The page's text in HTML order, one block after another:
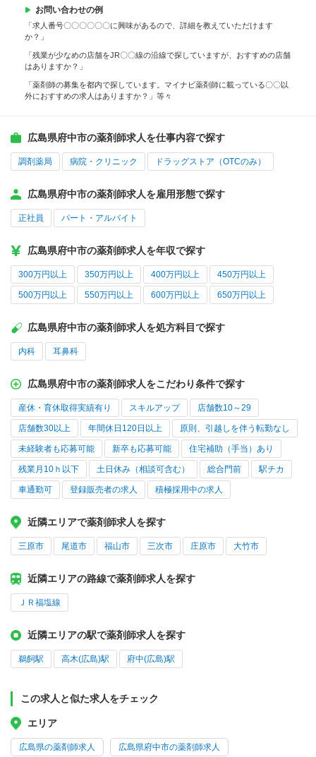
お問い合わせの例
「求人番号〇〇〇〇〇〇に興味があるので、詳細を教えていただけます
か？」
「残業が少なめの店舗をJR〇〇線の沿線で探していますが、おすすめの店舗
はありますか？」
「薬剤師の募集を都内で探しています。マイナビ薬剤師に載っている〇〇以
外におすすめの求人はありますか？」等々
広島県府中市の薬剤師求人を仕事内容で探す
調剤薬局 病院・クリニック ドラッグストア（OTCのみ）
広島県府中市の薬剤師求人を雇用形態で探す
正社員 パート・アルバイト
広島県府中市の薬剤師求人を年収で探す
300万円以上 350万円以上 400万円以上 450万円以上
500万円以上 550万円以上 600万円以上 650万円以上
広島県府中市の薬剤師求人を処方科目で探す
内科 耳鼻科
広島県府中市の薬剤師求人をこだわり条件で探す
産休・育休取得実績有り スキルアップ 店舗数10～29
店舗数30以上 年間休日120日以上 原則、引越しを伴う転勤なし
未経験者も応募可能 新卒も応募可能 住宅補助（手当）あり
残業月10ｈ以下 土日休み（相談可含む） 総合門前 駅チカ
車通勤可 登録販売者の求人 積極採用中の求人
近隣エリアで薬剤師求人を探す
三原市 尾道市 福山市 三次市 庄原市 大竹市
近隣エリアの路線で薬剤師求人を探す
ＪＲ福塩線
近隣エリアの駅で薬剤師求人を探す
鵜飼駅 高木(広島)駅 府中(広島)駅
この求人と似た求人をチェック
エリア
広島県の薬剤師求人 広島県府中市の薬剤師求人